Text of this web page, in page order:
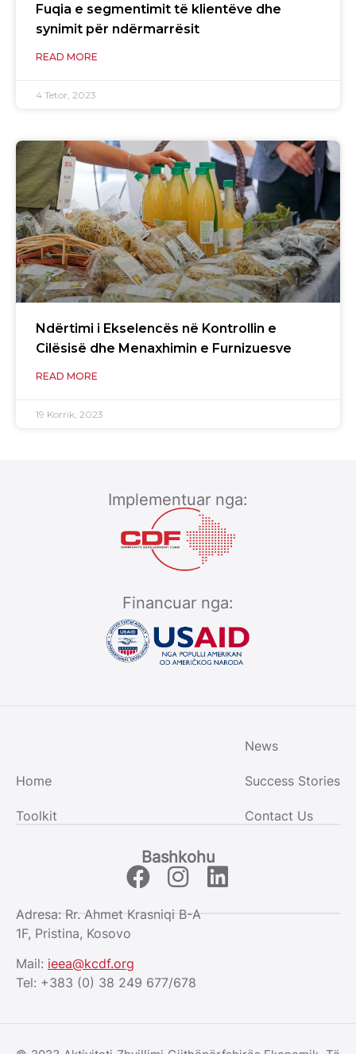
Fuqia e segmentimit të klientëve dhe
synimit për ndërmarrësit
READ MORE
4 Tetor, 2023
Ndërtimi i Ekselencës në Kontrollin e
Cilësisë dhe Menaxhimin e Furnizuesve
READ MORE
19 Korrik, 2023
Implementuar nga:
Financuar nga:
Home
Toolkit
News
Success Stories
Contact Us
Bashkohu
Adresa: Rr. Ahmet Krasniqi B-A
1F, Pristina, Kosovo
Mail: ieea@kcdf.org
Tel: +383 (0) 38 249 677/678